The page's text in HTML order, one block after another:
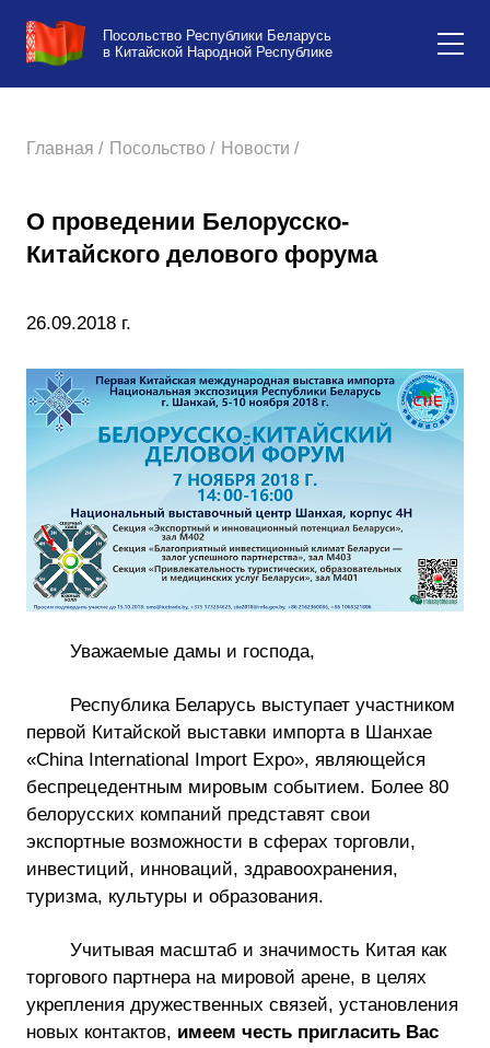
Посольство Республики Беларусь
в Китайской Народной Республике
Главная / Посольство / Новости /
О проведении Белорусско-
Китайского делового форума
26.09.2018 г.
Уважаемые дамы и господа,
Республика Беларусь выступает участником
первой Китайской выставки импорта в Шанхае
«China International Import Expo», являющейся
беспрецедентным мировым событием. Более 80
белорусских компаний представят свои
экспортные возможности в сферах торговли,
инвестиций, инноваций, здравоохранения,
туризма, культуры и образования.
Учитывая масштаб и значимость Китая как
торгового партнера на мировой арене, в целях
укрепления дружественных связей, установления
новых контактов, имеем честь пригласить Вас